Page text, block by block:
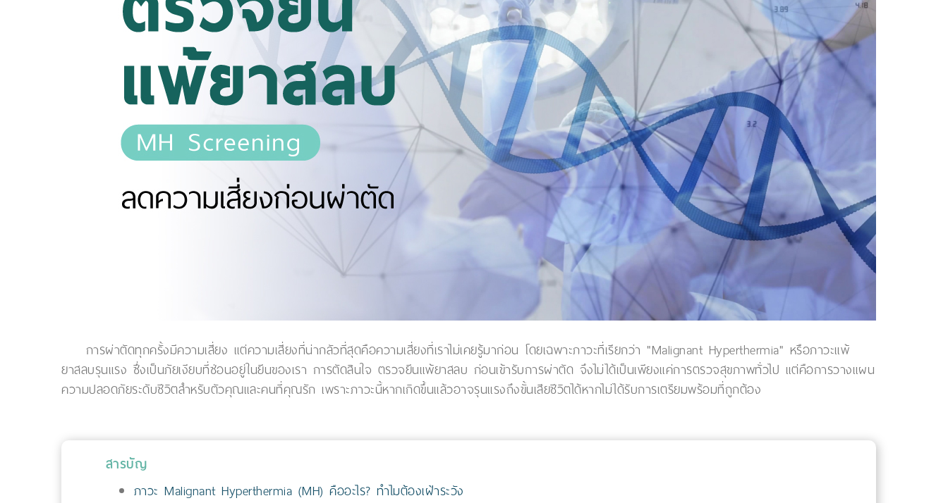
การผ่าตัดทุกครั้งมีความเสี่ยง แต่ความเสี่ยงที่น่ากลัวที่สุดคือความเสี่ยงที่เราไม่เคยรู้มาก่อน โดยเฉพาะภาวะที่เรียกว่า "Malignant Hyperthermia" หรือภาวะแพ้
ยาสลบรุนแรง ซึ่งเป็นภัยเงียบที่ซ่อนอยู่ในยีนของเรา การตัดสินใจ ตรวจยีนแพ้ยาสลบ ก่อนเข้ารับการผ่าตัด จึงไม่ได้เป็นเพียงแค่การตรวจสุขภาพทั่วไป แต่คือการวางแผน
ความปลอดภัยระดับชีวิตสำหรับตัวคุณและคนที่คุณรัก เพราะภาวะนี้หากเกิดขึ้นแล้วอาจรุนแรงถึงขั้นเสียชีวิตได้หากไม่ได้รับการเตรียมพร้อมที่ถูกต้อง
สารบัญ
ภาวะ Malignant Hyperthermia (MH) คืออะไร? ทำไมต้องเฝ้าระวัง